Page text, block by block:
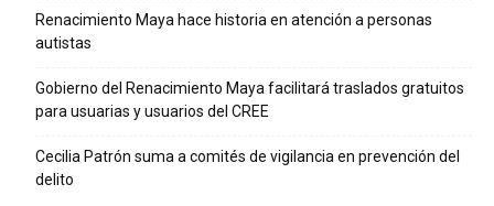
Renacimiento Maya hace historia en atención a personas
autistas
Gobierno del Renacimiento Maya facilitará traslados gratuitos
para usuarias y usuarios del CREE
Cecilia Patrón suma a comités de vigilancia en prevención del
delito